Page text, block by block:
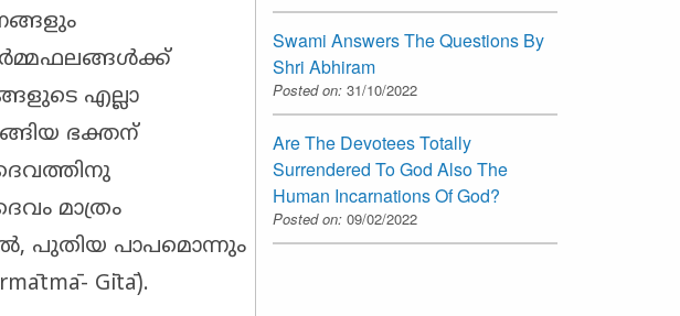
എല്ലാ
ഭക്തന്
ദൈവത്തിനു
മാത്രം
പുതിയ പാപമൊന്നും
Gītā).
Swami Answers The Questions By
Shri Abhiram
Posted on: 31/10/2022
Are The Devotees Totally
Surrendered To God Also The
Human Incarnations Of God?
Posted on: 09/02/2022